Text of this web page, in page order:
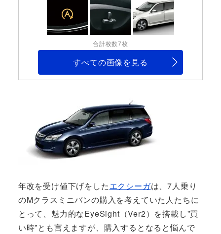
合計枚数7枚
すべての画像を見る
年改を受け値下げをしたエクシーガは、7人乗り
のMクラスミニバンの購入を考えていた人たちに
とって、魅力的なEyeSight（Ver2）を搭載し”買
い時”とも言えますが、購入するとなると悩んで